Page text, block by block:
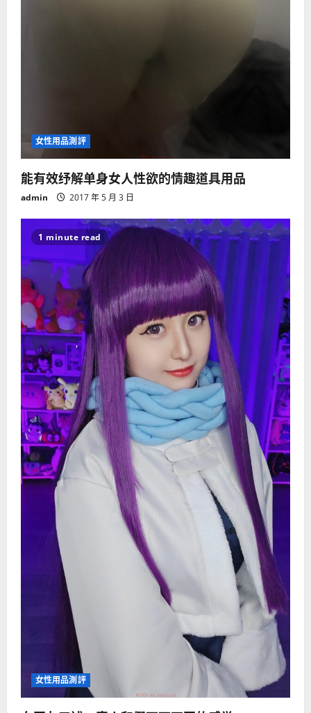
女性用品測評
能有效纾解单身女人性欲的情趣道具用品
admin 2017 年 5 月 3 日
1 minute read
女性用品測評